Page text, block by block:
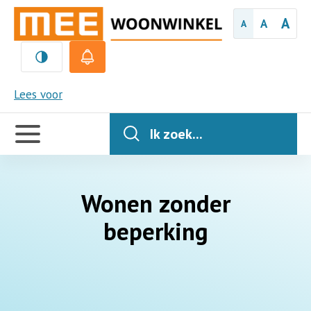
A A A
Lees voor
MEE
Handige
links
Ik zoek...
Wonen zonder
beperking